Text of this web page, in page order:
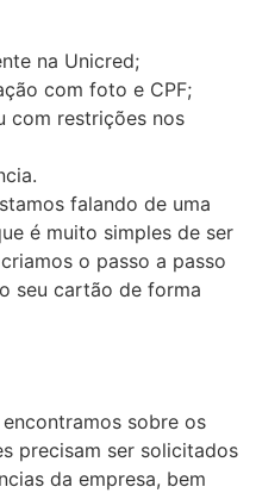
na Unicred;
com foto e CPF;
com restrições nos
falando de uma
é muito simples de ser
o passo a passo
seu cartão de forma
sobre os
precisam ser solicitados
da empresa, bem